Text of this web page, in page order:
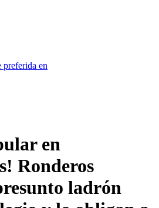
preferida en
en
Ronderos
ladrón